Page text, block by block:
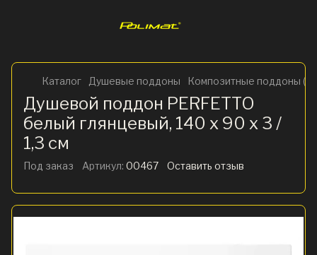
Каталог Душевые поддоны Композитные поддоны
Душевой поддон PERFETTO
белый глянцевый, 140 x 90 х 3 /
1,3 см
Под заказ Артикул: 00467 Оставить отзыв